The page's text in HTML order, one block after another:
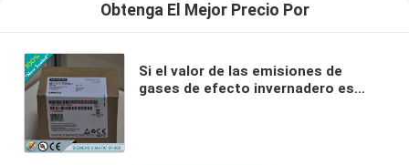
Obtenga El Mejor Precio Por
Si el valor de las emisiones de
gases de efecto invernadero es